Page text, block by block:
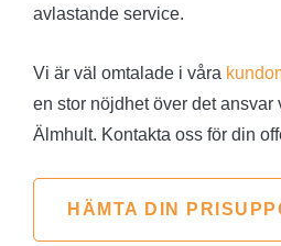
avlastande service.
Vi är väl omtalade i våra
en stor nöjdhet över det ansvar
Älmhult. Kontakta oss för din
HÄMTA DIN